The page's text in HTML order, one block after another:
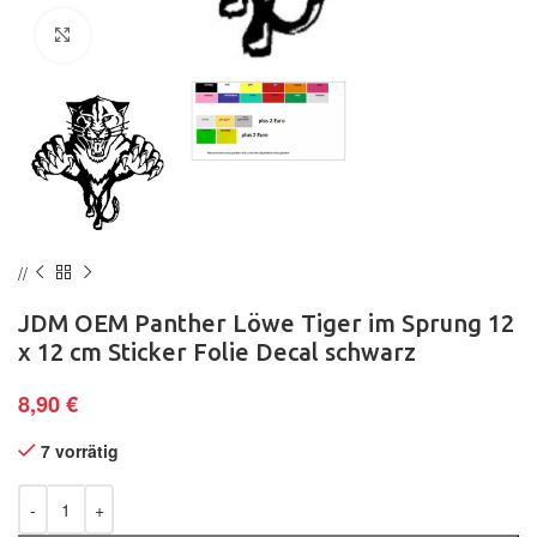
Klick zum Vergrößern
JDM OEM Panther Löwe Tiger im Sprung 12
x 12 cm Sticker Folie Decal schwarz
8,90€
7 vorrätig